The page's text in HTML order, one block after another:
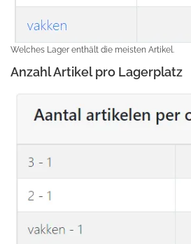
Welches Lager enthält die meisten Artikel.
Anzahl Artikel pro Lagerplatz